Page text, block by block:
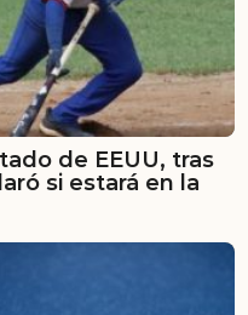
de EEUU, tras
si estará en la